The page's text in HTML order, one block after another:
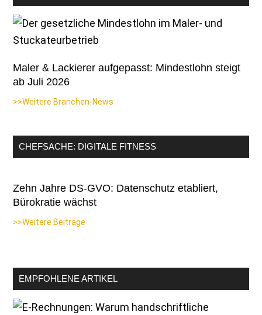
Maler & Lackierer aufgepasst: Mindestlohn steigt
ab Juli 2026
>>Weitere Branchen-News
CHEFSACHE: DIGITALE FITNESS
Zehn Jahre DS-GVO: Datenschutz etabliert,
Bürokratie wächst
>>Weitere Beiträge
EMPFOHLENE ARTIKEL